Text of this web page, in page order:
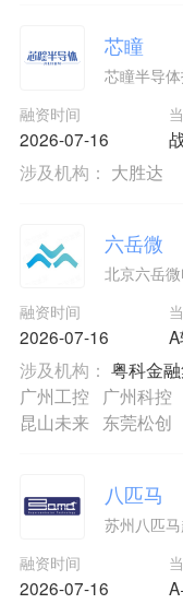
芯瞳
芯瞳半导
融资时间
2026-07-16
涉及机构： 大胜达
六岳微
北京六岳
融资时间
2026-07-16
涉及机构： 粤科金
广州工控
广州科控
昆山未来 东莞松创
八匹马
苏州八匹
融资时间
2026-07-16